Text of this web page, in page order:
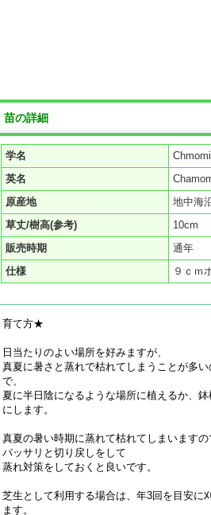
苗の詳細
学名
英名
原産地
地中海
草丈/樹高(参考)
10cm
販売時期
通年
仕様
９ｃｍ
育て方★
日当たりのよい場所を好みますが、
真夏に暑さと蒸れで枯れてしまうことが多い
で、
夏に半日陰になるような場所に植えるか、鉢
にします。
真夏の暑い時期に蒸れて枯れてしまいますの
バッサリと切り戻しをして
蒸れ対策をしておくと良いです。
芝生として利用する場合は、年3回を目安に
ます。